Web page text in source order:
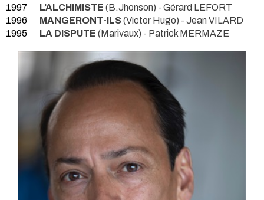
1997 L’ALCHIMISTE (B.Jhonson) - Gérard LEFORT
1996
MANGERONT-ILS(Victor Hugo) - Jean VILARD
1995
LA DISPUTE (Marivaux) - Patrick MERMAZE